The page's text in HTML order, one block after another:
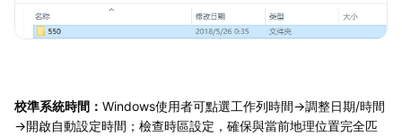
校準系統時間： Windows使用者可點選工作列時間→調整日期/時間
→開啟自動設定時間；檢查時區設定，確保與當前地理位置完全匹